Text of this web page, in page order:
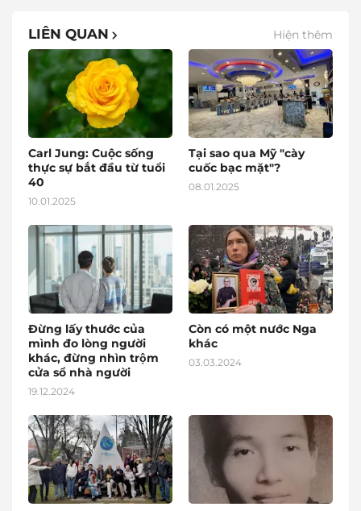
LIÊN QUAN Hiện thêm
Carl Jung: Cuộc sống
thực sự bắt đầu từ tuổi
40
10.01.2025
Tại sao qua Mỹ "cày
cuốc bạc mặt"?
08.01.2025
Đừng lấy thước của
mình đo lòng người
khác, đừng nhìn trộm
cửa sổ nhà người
19.12.2024
Còn có một nước Nga
khác
03.03.2024